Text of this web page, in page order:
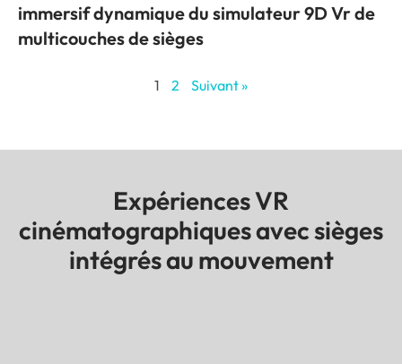
immersif dynamique du simulateur 9D Vr de
multicouches de sièges
1 2 Suivant »
Expériences VR
cinématographiques avec sièges
intégrés au mouvement